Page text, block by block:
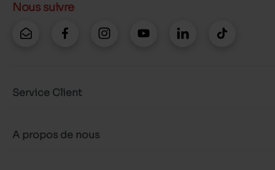
Nous suivre
Service Client
A propos de nous